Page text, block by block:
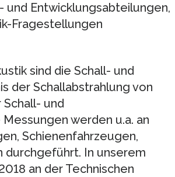
und Entwicklungsabteilungen,
Fragestellungen
sind die Schall- und
der Schallabstrahlung von
und
werden u.a. an
Schienenfahrzeugen,
durchgeführt. In unserem
an der Technischen